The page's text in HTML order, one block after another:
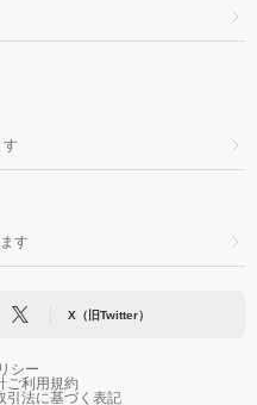
す
X（旧Twitter）
シー
ご利用規約
引法に基づく表記